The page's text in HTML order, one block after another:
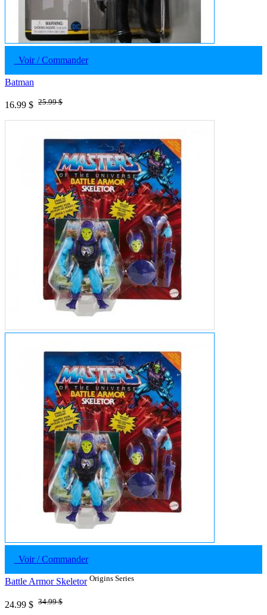
Voir / Commander
Batman
16.99 $ 25.99 $
Voir / Commander
Battle Armor Skeletor Origins Series
24.99 $ 34.99 $